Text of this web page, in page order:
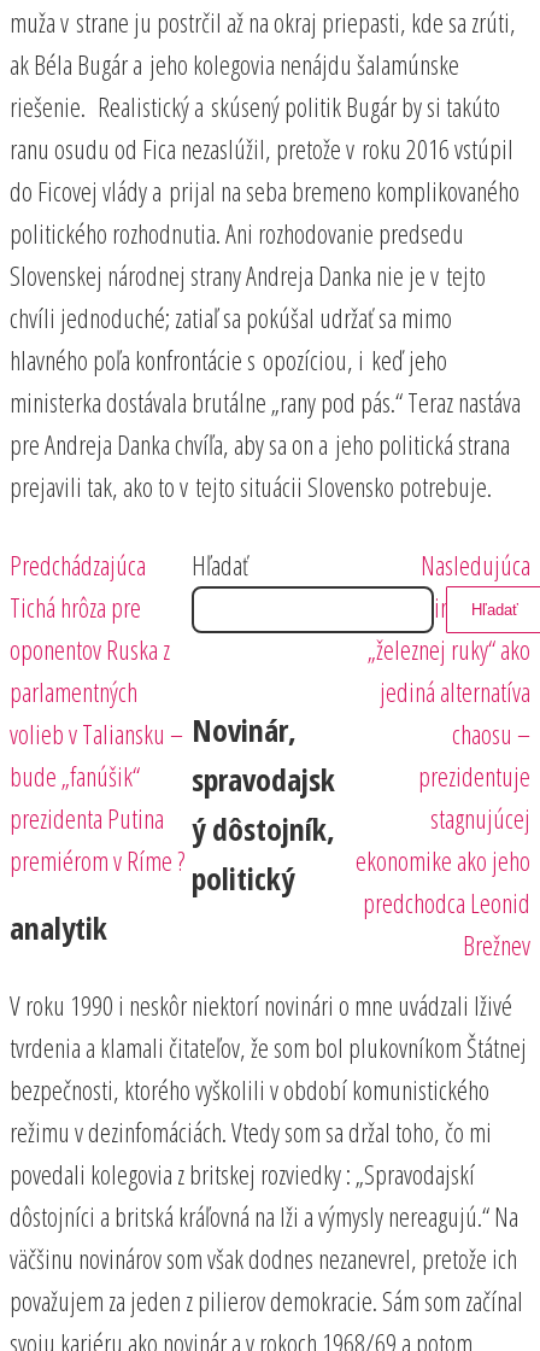
muža v strane ju postrčil až na okraj priepasti, kde sa zrúti,
ak Béla Bugár a jeho kolegovia nenájdu šalamúnske
riešenie. Realistický a skúsený politik Bugár by si takúto
ranu osudu od Fica nezaslúžil, pretože v roku 2016 vstúpil
do Ficovej vlády a prijal na seba bremeno komplikovaného
politického rozhodnutia. Ani rozhodovanie predsedu
Slovenskej národnej strany Andreja Danka nie je v tejto
chvíli jednoduché; zatiaľ sa pokúšal udržať sa mimo
hlavného poľa konfrontácie s opozíciou, i keď jeho
ministerka dostávala brutálne „rany pod pás.“ Teraz nastáva
pre Andreja Danka chvíľa, aby sa on a jeho politická strana
prejavili tak, ako to v tejto situácii Slovensko potrebuje.
Navigácia
v
článku
Predchádzajúci
príspevok
Predchádzajúca
Tichá hrôza pre
oponentov Ruska z
parlamentných
volieb v Taliansku –
bude „fanúšik“
prezidenta Putina
premiérom v Ríme ?
Nasledujúci
príspevok
Nasledujúca
Putinova vláda
„železnej ruky“ ako
jediná alternatíva
chaosu –
prezidentuje
stagnujúcej
ekonomike ako jeho
predchodca Leonid
Brežnev
Hľadať
Hľadať
Novinár,
spravodajsk
ý dôstojník,
politický
analytik
V roku 1990 i neskôr niektorí novinári o mne uvádzali lživé
tvrdenia a klamali čitateľov, že som bol plukovníkom Štátnej
bezpečnosti, ktorého vyškolili v období komunistického
režimu v dezinfomáciách. Vtedy som sa držal toho, čo mi
povedali kolegovia z britskej rozviedky : „Spravodajskí
dôstojníci a britská kráľovná na lži a výmysly nereagujú.“ Na
väčšinu novinárov som však dodnes nezanevrel, pretože ich
považujem za jeden z pilierov demokracie. Sám som začínal
svoju kariéru ako novinár a v rokoch 1968/69 a potom